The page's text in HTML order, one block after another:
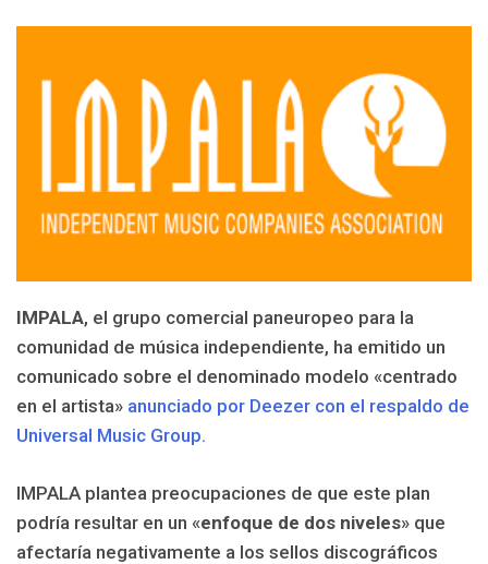
IMPALA, el grupo comercial paneuropeo para la
comunidad de música independiente, ha emitido un
comunicado sobre el denominado modelo «centrado
en el artista» anunciado por Deezer con el respaldo de
Universal Music Group.
IMPALA plantea preocupaciones de que este plan
podría resultar en un «enfoque de dos niveles» que
afectaría negativamente a los sellos discográficos